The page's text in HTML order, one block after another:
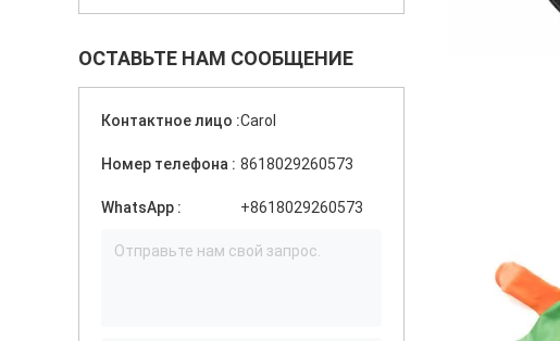
ОСТАВЬТЕ НАМ СООБЩЕНИЕ
Контактное лицо :Carol
Номер телефона : 8618029260573
WhatsApp : +8618029260573